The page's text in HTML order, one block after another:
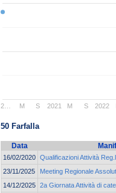
2… 2021 2022
M S M S
50 Farfalla
Data
16/02/2020 Qualificazioni Attività
23/11/2025
Meeting Regionale
14/12/2025 2a Giornata Attività di